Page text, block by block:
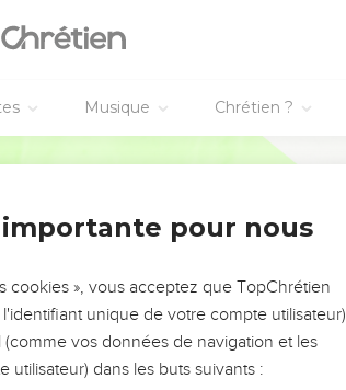
Musique Chrétien ?
!
Mais on voit
que ce sont
pour nous
cookies », vous acceptez que TopChrétien
unique de votre compte utilisateur)
vos données de navigation et les
dans les buts suivants :